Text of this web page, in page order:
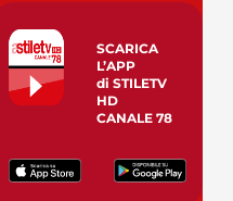
SCARICA
L’APP
di STILETV
HD
CANALE 78